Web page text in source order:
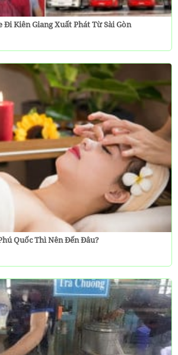
Đi Kiên Giang Xuất Phát Từ Sài Gòn
Quốc Thì Nên Đến Đâu?